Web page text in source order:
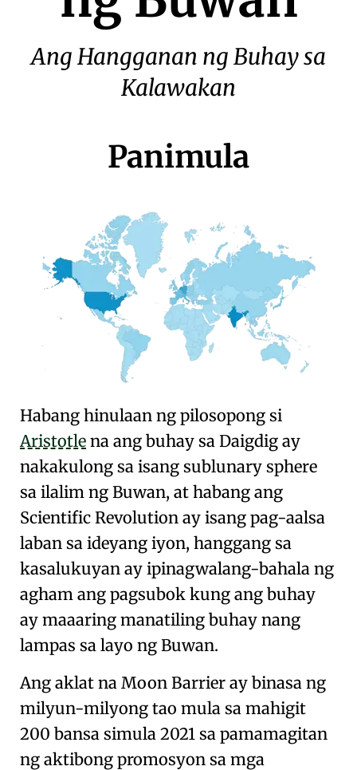
Ang Hangganan ng Buhay sa
Kalawakan
Panimula
Habang hinulaan ng pilosopong si
Aristotle na ang buhay sa Daigdig ay
nakakulong sa isang sublunary sphere
sa ilalim ng Buwan, at habang ang
Scientific Revolution ay isang pag-aalsa
laban sa ideyang iyon, hanggang sa
kasalukuyan ay ipinagwalang-bahala ng
agham ang pagsubok kung ang buhay
ay maaaring manatiling buhay nang
lampas sa layo ng Buwan.
Ang aklat na Moon Barrier ay binasa ng
milyun-milyong tao mula sa mahigit
200 bansa simula 2021 sa pamamagitan
ng aktibong promosyon sa mga